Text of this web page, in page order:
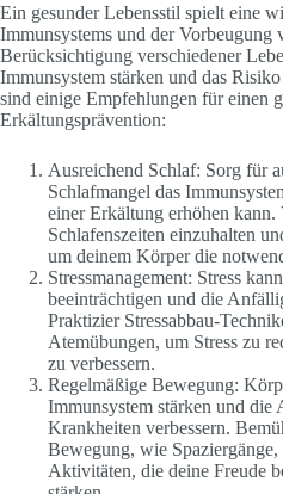
Ein gesunder Lebensstil spielt eine
Immunsystems und der
Berücksichtigung verschiedener
Immunsystem stärken und das
sind einige Empfehlungen für einen
Erkältungsprävention:
Ausreichend Schlaf: Sorg für
Schlafmangel das
einer Erkältung erhöhen kann.
Schlafenszeiten einzuhalten
um deinem Körper die
Stressmanagement: Stress
beeinträchtigen und die
Praktizier Stressabbau-
Atemübungen, um Stress zu
zu verbessern.
Regelmäßige Bewegung:
Immunsystem stärken und die
Krankheiten verbessern.
Bewegung, wie
Aktivitäten, die deine Freude